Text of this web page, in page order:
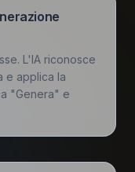
L'IA riconosce
e applica la
"Genera" e